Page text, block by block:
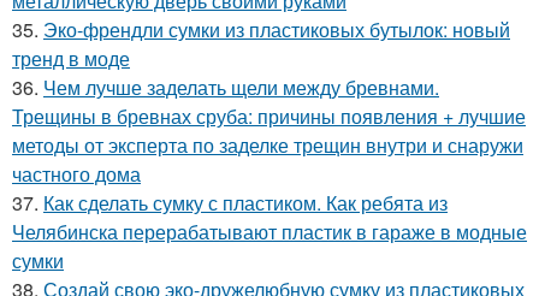
35. Эко-френдли сумки из пластиковых бутылок: новый
тренд в моде
36. Чем лучше заделать щели между бревнами.
Трещины в бревнах сруба: причины появления + лучшие
методы от эксперта по заделке трещин внутри и снаружи
частного дома
37. Как сделать сумку с пластиком. Как ребята из
Челябинска перерабатывают пластик в гараже в модные
сумки
38. Создай свою эко-дружелюбную сумку из пластиковых